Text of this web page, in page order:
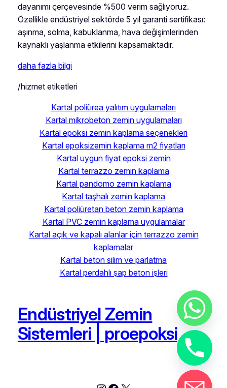
dayanımı çerçevesinde %500 verim sağlıyoruz.
Özellikle endüstriyel sektörde 5 yıl garanti sertifikası:
aşınma, solma, kabuklanma, hava değişimlerinden
kaynaklı yaşlanma etkilerini kapsamaktadır.
daha fazla bilgi
/hizmet etiketleri
Kartal poliürea yalıtım uygulamaları
Kartal mikrobeton zemin uygulamaları
Kartal epoksi zemin kaplama seçenekleri
Kartal epoksizemin kaplama m2 fiyatları
Kartal uygun fiyat epoksi zemin
Kartal terrazzo zemin kaplama
Kartal pandomo zemin kaplama
Kartal taşhalı zemin kaplama
Kartal poliüretan beton zemin kaplama
Kartal PVC zemin kaplama uygulamalar
Kartal açık ve kapalı alanlar için terrazzo zemin
kaplamalar
Kartal beton silim ve parlatma
Kartal perdahlı şap beton işleri
Endüstriyel Zemin
Sistemleri | proepoksi